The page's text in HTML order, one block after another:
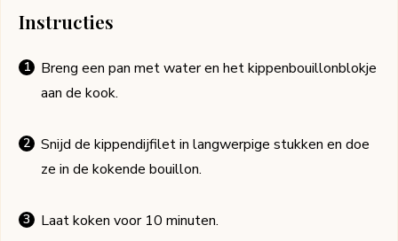
Instructies
Breng een pan met water en het kippenbouillonblokje
aan de kook.
Snijd de kippendijfilet in langwerpige stukken en doe
ze in de kokende bouillon.
Laat koken voor 10 minuten.